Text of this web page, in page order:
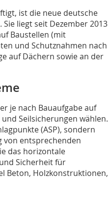
ist die neue deutsche
liegt seit Dezember 2013
Baustellen (mit
und Schutznahmen nach
auf Dächern sowie an der
je nach Bauaufgabe auf
Seilsicherungen wählen.
(ASP), sondern
von entsprechenden
das horizontale
Sicherheit für
Beton, Holzkonstruktionen,